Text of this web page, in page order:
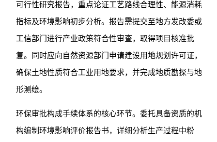
可行性研究报告，重点论证工艺路线合理性、能源消耗
指标及环境影响初步分析。报告需提交至地方发改委或
工信部门进行产业政策符合性审查，取得项目核准批
复。同时应向自然资源部门申请建设用地规划许可证，
确保土地性质符合工业用地要求，并完成地质勘探与地
形测绘。
环保审批构成手续体系的核心环节。委托具备资质的机
构编制环境影响评价报告书，详细分析生产过程中粉